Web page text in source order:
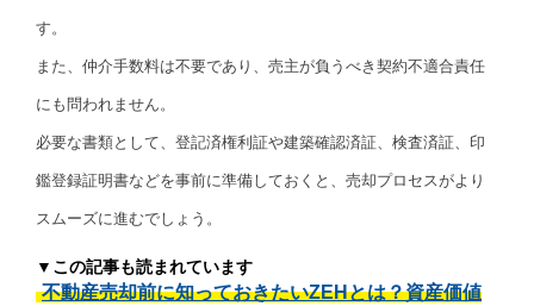
す。
また、仲介手数料は不要であり、売主が負うべき契約不適合責任
にも問われません。
必要な書類として、登記済権利証や建築確認済証、検査済証、印
鑑登録証明書などを事前に準備しておくと、売却プロセスがより
スムーズに進むでしょう。
▼この記事も読まれています
不動産売却前に知っておきたいZEHとは？資産価値